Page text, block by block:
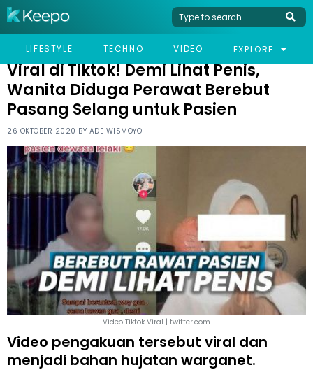
LIFESTYLE TECHNO VIDEO EXPLORE
HOME VIRAL
VIRAL DI TIKTOK! DEMI LIHAT PENIS, WANITA DIDUGA PERAWAT
Viral di Tiktok! Demi Lihat Penis,
Wanita Diduga Perawat Berebut
Pasang Selang untuk Pasien
26 OKTOBER 2020 BY ADE WISMOYO
Video Tiktok Viral | twitter.com
Video pengakuan tersebut viral dan
menjadi bahan hujatan warganet.